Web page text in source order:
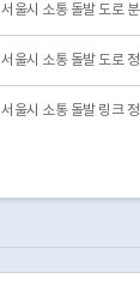
서울시 소통 돌발 도로
서울시 소통 돌발 도로
서울시 소통 돌발 링크